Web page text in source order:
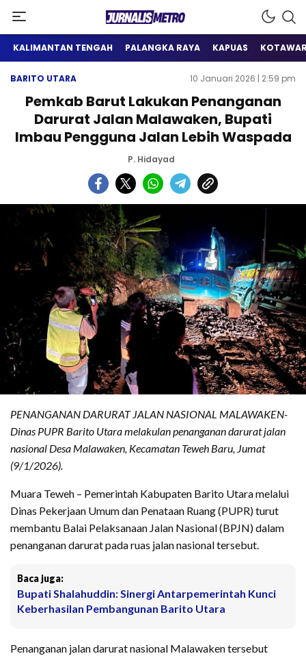
Jurnalis Metro
Satu Wadah Informasi
KALIMANTAN TENGAH PALANGKA RAYA KAPUAS
BARITO UTARA 10 Januari 2026 | 2:59 pm
Pemkab Barut Lakukan Penanganan
Darurat Jalan Malawaken, Bupati
Imbau Pengguna Jalan Lebih Waspada
P. Hidayad
PENANGANAN DARURAT JALAN NASIONAL MALAWAKEN-
Dinas PUPR Barito Utara melakulan penanganan darurat jalan
nasional Desa Malawaken, Kecamatan Teweh Baru, Jumat
(9/1/2026).
Muara Teweh – Pemerintah Kabupaten Barito Utara melalui
Dinas Pekerjaan Umum dan Penataan Ruang (PUPR) turut
membantu Balai Pelaksanaan Jalan Nasional (BPJN) dalam
penanganan darurat pada ruas jalan nasional tersebut.
Baca juga:
Bupati Shalahuddin: Sinergi Antarpemerintah Kunci
Keberhasilan Pembangunan Barito Utara
Penanganan jalan darurat nasional Malawaken tersebut